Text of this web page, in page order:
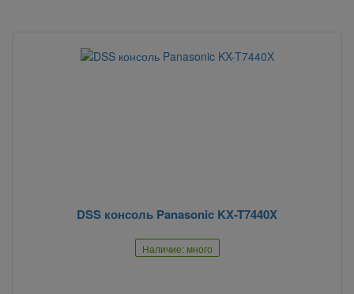
DSS консоль Panasonic KX-T7440X
Наличие: много